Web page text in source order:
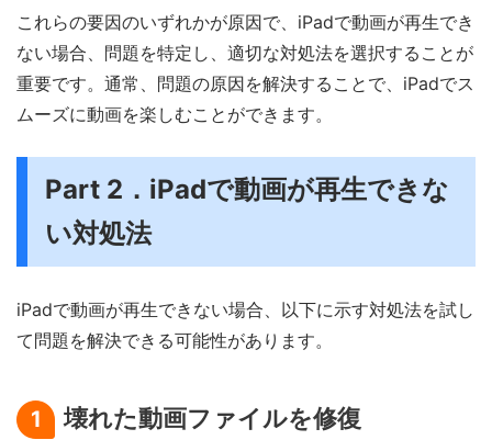
これらの要因のいずれかが原因で、iPadで動画が再生でき
ない場合、問題を特定し、適切な対処法を選択することが
重要です。通常、問題の原因を解決することで、iPadでス
ムーズに動画を楽しむことができます。
Part 2．iPadで動画が再生できな
い対処法
iPadで動画が再生できない場合、以下に示す対処法を試し
て問題を解決できる可能性があります。
1 壊れた動画ファイルを修復